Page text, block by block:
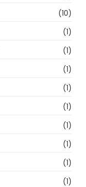
(10)
(1)
(1)
(1)
(1)
(1)
(1)
(1)
(1)
(1)